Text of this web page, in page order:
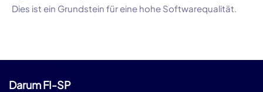
Dies ist ein Grundstein für eine hohe Softwarequalität.
Darum FI-SP